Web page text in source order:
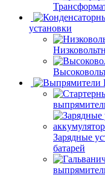
установки
Зарядные
батарей